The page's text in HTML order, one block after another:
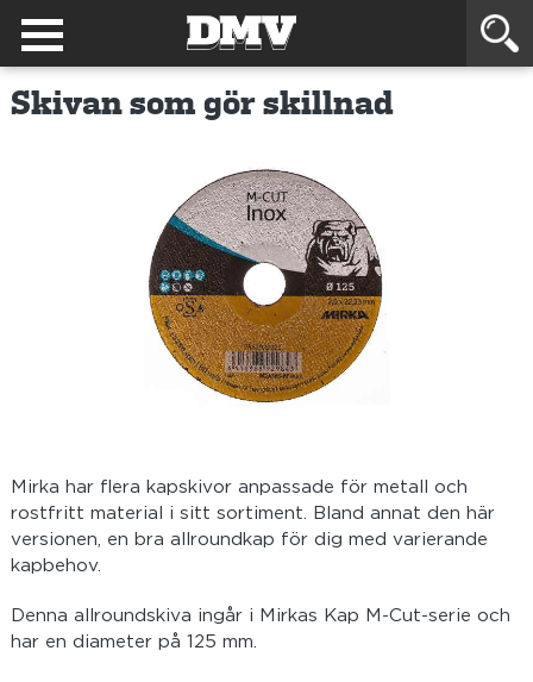
Skivan som gör skillnad
Mirka har flera kapskivor anpassade för metall och
rostfritt material i sitt sortiment. Bland annat den här
versionen, en bra allroundkap för dig med varierande
kapbehov.
Denna allroundskiva ingår i Mirkas Kap M-Cut-serie och
har en diameter på 125 mm.